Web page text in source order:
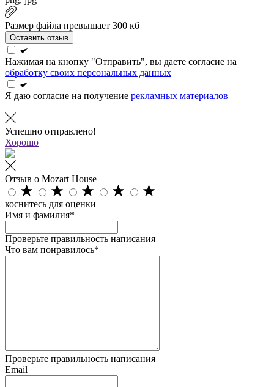
Размер файла превышает 300 кб
Оставить отзыв
Нажимая на кнопку "Отправить", вы даете согласие на
обработку своих персональных данных
Я даю согласие на получение рекламных материалов
Успешно отправлено!
Хорошо
Отзыв о Mozart House
коснитесь для оценки
Имя и фамилия*
Проверьте правильность написания
Что вам понравилось*
Проверьте правильность написания
Email